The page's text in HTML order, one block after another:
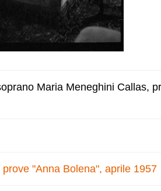
Maria Meneghini Callas,
"Anna Bolena", aprile 1957